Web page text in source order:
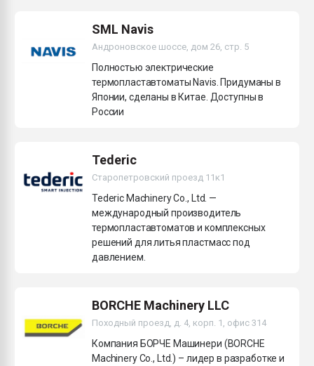
ситуацией на
ПЕРЕЙТИ НА
SML Navis
Андроновское шоссе, дом 26, стр. 5
Полностью электрические
термопластавтоматы Navis. Придуманы в
Японии, сделаны в Китае. Доступны в
России
Tederic
Старопетровский проезд 11к1
Tederic Machinery Co., Ltd. —
международный производитель
термопластавтоматов и комплексных
решений для литья пластмасс под
давлением.
BORCHE Machinery LLC
Походный проезд, д. 4, корп. 1, офис 314
Компания БОРЧЕ Машинери (BORCHE
Machinery Co., Ltd.) – лидер в разработке и